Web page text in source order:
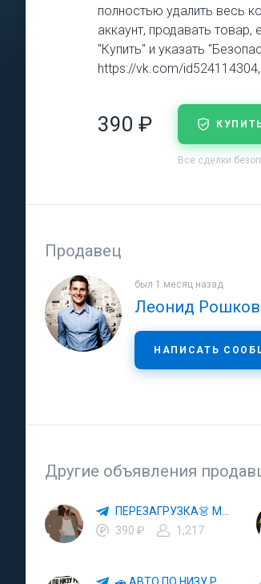
полностью удалить весь
аккаунт, продавать
"Купить" и указать
https://vk.com/
390 ₽
Все сделки
Продавец
был 1 месяц назад
Леонид Рошков
НАПИСАТЬ
Другие объявления
390 ₽
1,217